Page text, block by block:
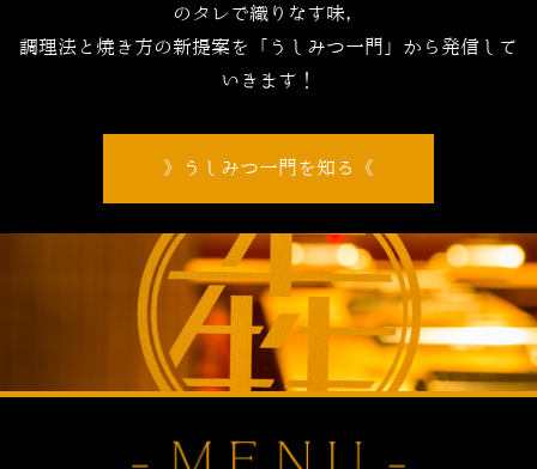
のタレで織りなす味，
調理法と焼き方の新提案を「うしみつ一門」から発信して
いきます！
うしみつ一門を知る